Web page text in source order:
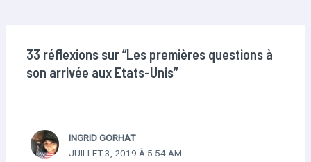
33 réflexions sur “Les premières questions à
son arrivée aux Etats-Unis”
INGRID GORHAT
JUILLET 3, 2019 À 5:54 AM